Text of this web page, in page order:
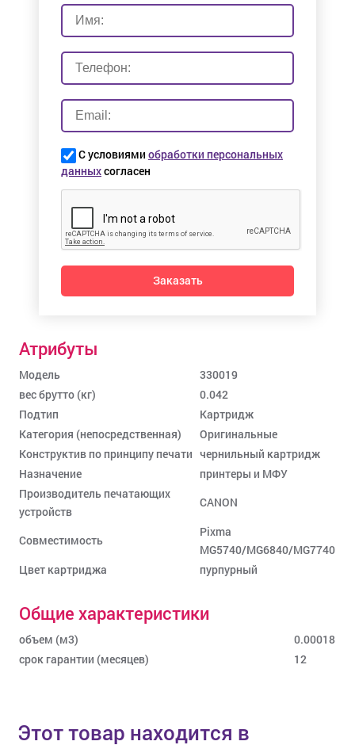
С условиями обработки персональных
данныхсогласен
Заказать
Атрибуты
Модель
330019
вес брутто (кг)
0.042
Подтип
Картридж
Категория (непосредственная)
Оригинальные
Конструктив по принципу печати чернильный картридж
Назначение
принтеры и МФУ
Производитель печатающих
устройств
CANON
Совместимость
Pixma
MG5740/MG6840/MG7740
Цвет картриджа
пурпурный
Общие характеристики
объем (м3)
0.00018
срок гарантии (месяцев)
12
Этот товар находится в